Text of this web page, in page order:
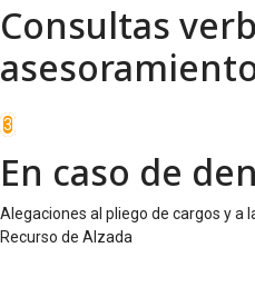
Consultas
3
En caso de
Alegaciones al pliego de cargos y a
Recurso de Alzada